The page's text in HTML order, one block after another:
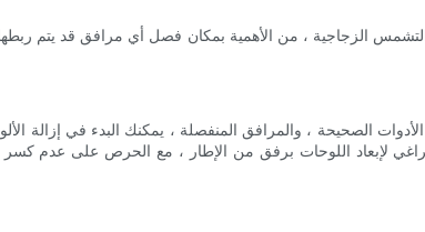
الزجاجية ، من الأهمية بمكان فصل أي مرافق قد يتم ربطها
الصحيحة ، والمرافق المنفصلة ، يمكنك البدء في
لإبعاد اللوحات برفق من الإطار ، مع الحرص على عدم كسر